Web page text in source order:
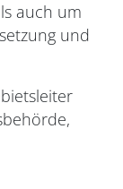
auch um
und